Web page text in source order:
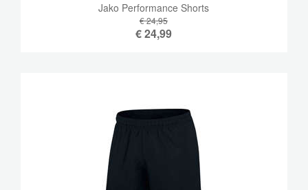
Jako Performance Shorts
€ 24,95
€24,99